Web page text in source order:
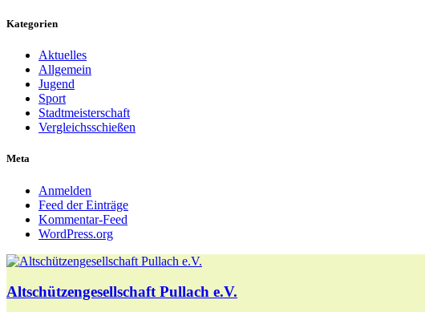
Kategorien
Aktuelles
Allgemein
Jugend
Sport
Stadtmeisterschaft
Vergleichsschießen
Meta
Anmelden
Feed der Einträge
Kommentar-Feed
WordPress.org
Altschützengesellschaft Pullach e.V.